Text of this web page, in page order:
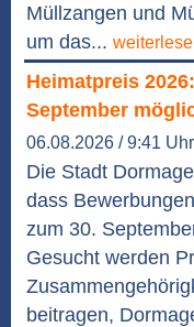
Müllzangen und
um das...
Heimatpreis
September
06.08.2026 / 9:41 Uhr
Die Stadt
dass
zum 30.
Gesucht werden
beitragen,